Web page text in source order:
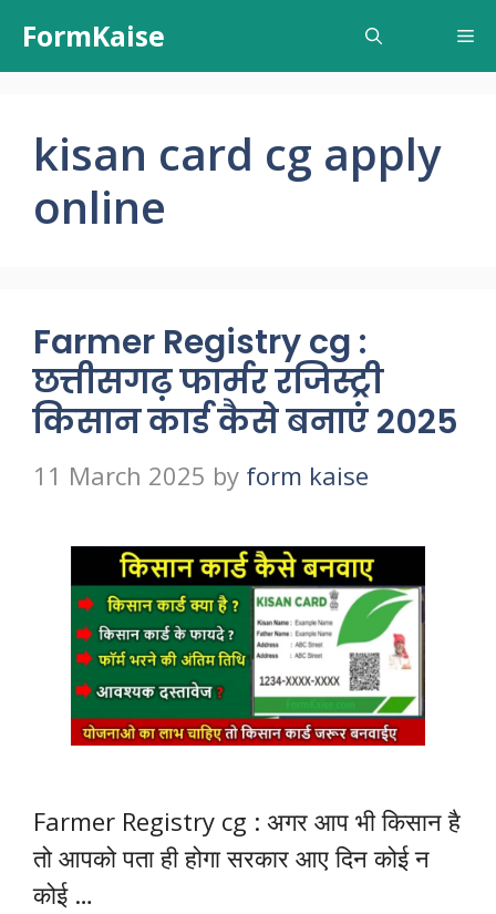
FormKaise
kisan card cg apply
online
Farmer Registry cg :
छत्तीसगढ़ फार्मर रजिस्ट्री
किसान कार्ड कैसे बनाएं 2025
11 March 2025 by form kaise
Farmer Registry cg : अगर आप भी किसान है
तो आपको पता ही होगा सरकार आए दिन कोई न
कोई …